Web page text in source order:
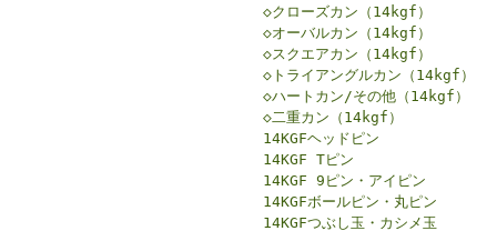
◇クローズカン（14kgf）
◇オーバルカン（14kgf）
◇スクエアカン（14kgf）
◇トライアングルカン（14kgf）
◇ハートカン/その他（14kgf）
◇二重カン（14kgf）
14KGFヘッドピン
14KGF Tピン
14KGF 9ピン・アイピン
14KGFボールピン・丸ピン
14KGFつぶし玉・カシメ玉